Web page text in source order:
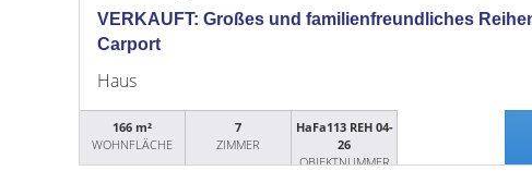
VERKAUFT: Großes und familienfreundliches
Carport
Haus
166 m²
WOHNFLÄCHE
7
ZIMMER
HaFa113 REH 04-
26
OBJEKTNUMMER